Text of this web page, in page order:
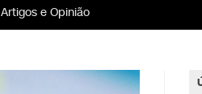
Artigos e Opinião